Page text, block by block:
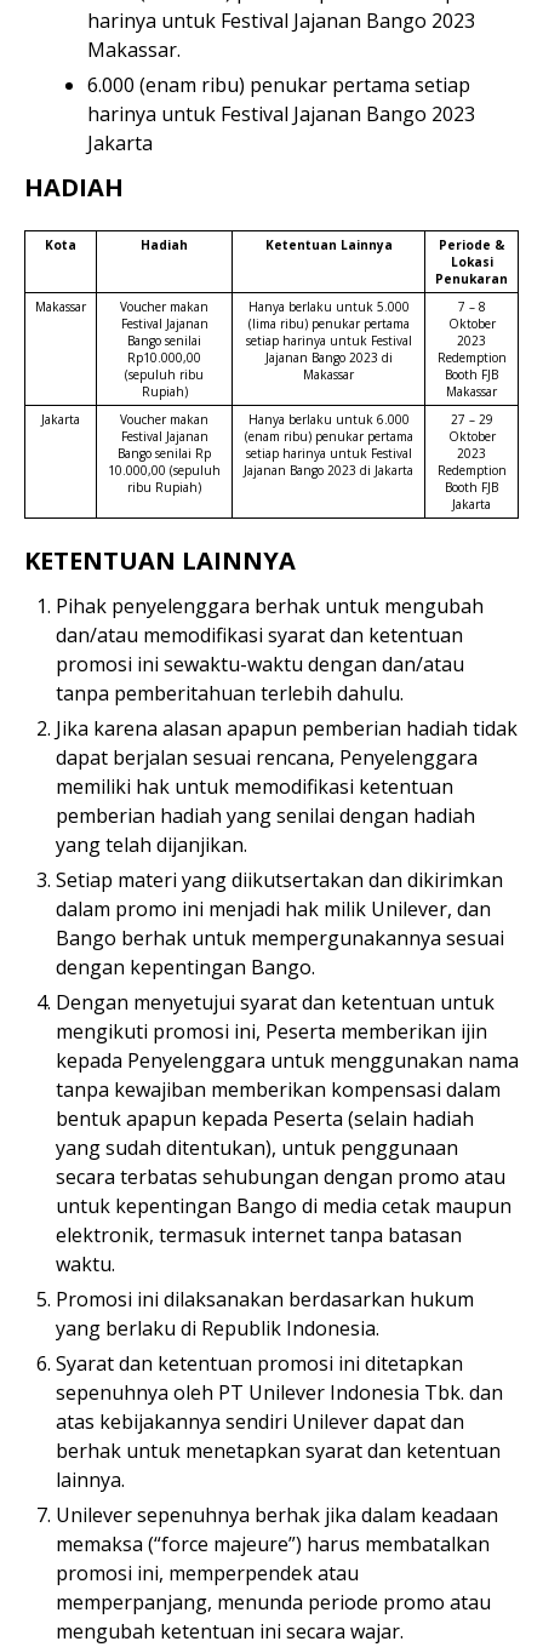
harinya untuk Festival Jajanan Bango 2023
Makassar.
6.000 (enam ribu) penukar pertama setiap
harinya untuk Festival Jajanan Bango 2023
Jakarta
HADIAH
Kota Hadiah Ketentuan Lainnya
Periode &
Lokasi
Penukaran
Makassar
Voucher makan
Festival Jajanan
Bango senilai
Rp10.000,00
(sepuluh ribu
Rupiah)
Hanya berlaku untuk 5.000
(lima ribu) penukar pertama
setiap harinya untuk Festival
Jajanan Bango 2023 di
Makassar
7 – 8
Oktober
2023
Redemption
Booth FJB
Makassar
Jakarta
Voucher makan
Festival Jajanan
Bango senilai Rp
10.000,00 (sepuluh
ribu Rupiah)
Hanya berlaku untuk 6.000
(enam ribu) penukar pertama
setiap harinya untuk Festival
Jajanan Bango 2023 di Jakarta
27 – 29
Oktober
2023
Redemption
Booth FJB
Jakarta
KETENTUAN LAINNYA
Pihak penyelenggara berhak untuk mengubah
dan/atau memodifikasi syarat dan ketentuan
promosi ini sewaktu-waktu dengan dan/atau
tanpa pemberitahuan terlebih dahulu.
Jika karena alasan apapun pemberian hadiah tidak
dapat berjalan sesuai rencana, Penyelenggara
memiliki hak untuk memodifikasi ketentuan
pemberian hadiah yang senilai dengan hadiah
yang telah dijanjikan.
Setiap materi yang diikutsertakan dan dikirimkan
dalam promo ini menjadi hak milik Unilever, dan
Bango berhak untuk mempergunakannya sesuai
dengan kepentingan Bango.
Dengan menyetujui syarat dan ketentuan untuk
mengikuti promosi ini, Peserta memberikan ijin
kepada Penyelenggara untuk menggunakan nama
tanpa kewajiban memberikan kompensasi dalam
bentuk apapun kepada Peserta (selain hadiah
yang sudah ditentukan), untuk penggunaan
secara terbatas sehubungan dengan promo atau
untuk kepentingan Bango di media cetak maupun
elektronik, termasuk internet tanpa batasan
waktu.
Promosi ini dilaksanakan berdasarkan hukum
yang berlaku di Republik Indonesia.
Syarat dan ketentuan promosi ini ditetapkan
sepenuhnya oleh PT Unilever Indonesia Tbk. dan
atas kebijakannya sendiri Unilever dapat dan
berhak untuk menetapkan syarat dan ketentuan
lainnya.
Unilever sepenuhnya berhak jika dalam keadaan
memaksa (“force majeure”) harus membatalkan
promosi ini, memperpendek atau
memperpanjang, menunda periode promo atau
mengubah ketentuan ini secara wajar.